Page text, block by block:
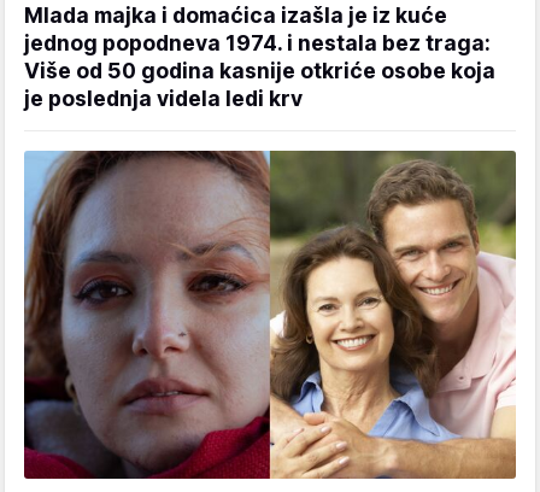
Mlada majka i domaćica izašla je iz kuće
jednog popodneva 1974. i nestala bez traga:
Više od 50 godina kasnije otkriće osobe koja
je poslednja videla ledi krv